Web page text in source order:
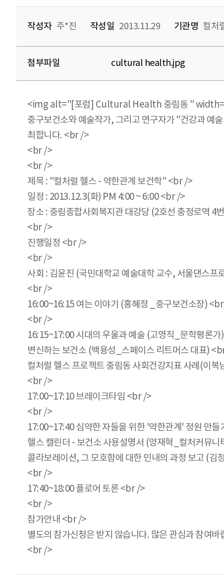
작성자 주*진 작성일 2013.11.29 기관명 컬처
첨부파일 cultural health.jpg
<img alt="[포럼] Cultural Health 중림동 "
중구보건소와 예술작가, 그리고 연구자가 "건강과 예
최합니다. <br />
<br />
<br />
제목 : "컬처럴 헬스 - 약한관계 보건학" <br />
일정 : 2013.12.3(화) PM 4:00 ~ 6:00 <br />
장소 : 중림종합사회복지관 대강당 (2호선 충정로역 4
<br />
진행일정 <br />
<br />
사회 : 김윤진 (국민대학교 예술대학 교수, 서울댄스프
<br />
16:00~16:15 여는 이야기 (홍혜정 _중구보건소장)
<br />
16:15~17:00 시대의 우울과 예술 (고영직_문학평론
변신하는 보건소 (백용성_스페이스 리트머스 대표)
컬처럴 헬스 프로젝트 중림동 사회건강지표 사례(이
<br />
17:00~17:10 브레이크타임 <br />
<br />
17:00~17:40 심약한 자들을 위한 '약한관계' 정원 만
헬스 캘린더 - 보건소 사용설명서 (양재혁_컬처커뮤
콜라보레이션, 그 모호함에 대한 인내의 과정 보고 (
<br />
17:40~18:00 플로어 토론 <br />
<br />
참가안내 <br />
별도의 참가신청은 받지 않습니다. 많은 관심과 참여
<br />